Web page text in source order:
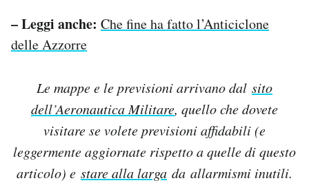
– Leggi anche: Che fine ha fatto l’Anticiclone
delle Azzorre
Le mappe e le previsioni arrivano dal sito
dell’Aeronautica Militare, quello che dovete
visitare se volete previsioni affidabili (e
leggermente aggiornate rispetto a quelle di questo
articolo) e stare alla larga da allarmismi inutili.